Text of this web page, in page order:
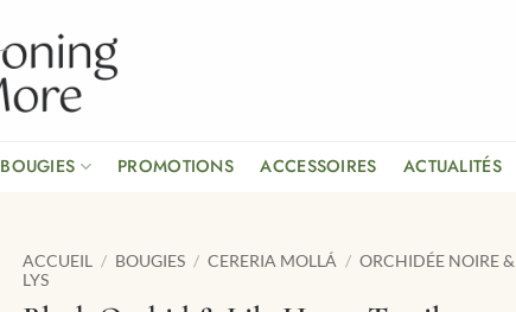
BOUGIES PROMOTIONS ACCESSOIRES ACTUALITÉS
ACCUEIL / BOUGIES / CERERIA MOLLÁ / ORCHIDÉE NOIRE &
LYS